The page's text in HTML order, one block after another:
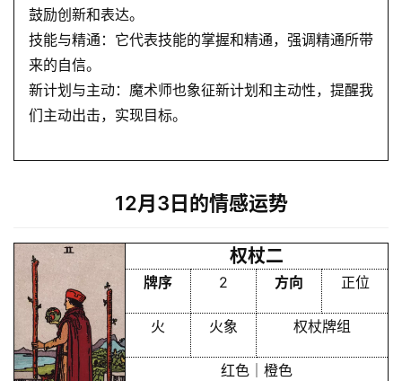
鼓励创新和表达。
技能与精通：它代表技能的掌握和精通，强调精通所带
来的自信。
新计划与主动：魔术师也象征新计划和主动性，提醒我
们主动出击，实现目标。
12月3日的情感运势
权杖二
牌序 2 方向 正位
火 火象 权杖牌组
红色｜橙色